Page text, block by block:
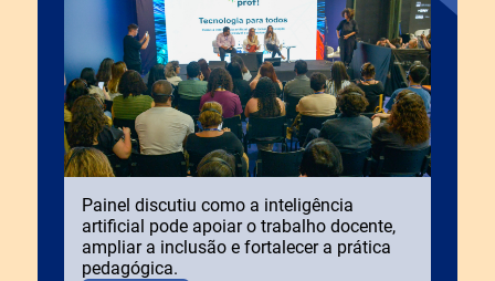
Painel discutiu como a inteligência
artificial pode apoiar o trabalho docente,
ampliar a inclusão e fortalecer a prática
pedagógica.